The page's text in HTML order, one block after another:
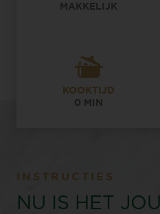
MAKKELIJK
KOOKTIJD
0 MIN
INSTRUCTIES
NU IS HET